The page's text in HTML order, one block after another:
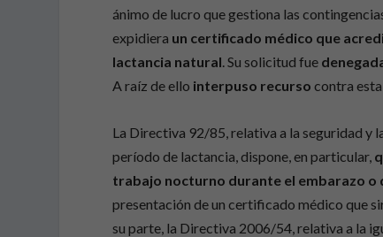
ánimo de lucro que gestiona las
expidiera un certificado médico que
lactancia natural. Su solicitud fue
A raíz de ello interpuso recursocontra
La Directiva 92/85, relativa a la seguridad y
período de lactancia, dispone, en particular,
trabajo nocturno durante el embarazo
presentación de un certificado médico que
su parte, la Directiva 2006/54, relativa a la